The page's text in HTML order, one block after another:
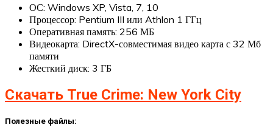
ОС: Windows XP, Vista, 7, 10
Процессор: Pentium III или Athlon 1 ГГц
Оперативная память: 256 МБ
Видеокарта: DirectX-совместимая видео карта с 32 Мб
памяти
Жесткий диск: 3 ГБ
Скачать True Crime: New York City
Полезные файлы: